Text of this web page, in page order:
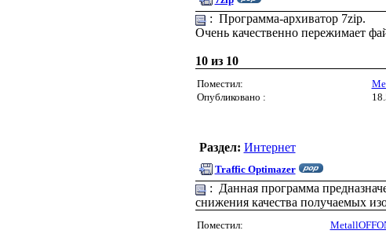
: Программа-архиватор 7zip.
Очень качественно пережимает
10 из 10
Поместил:
Опубликовано :
Раздел: Интернет
Traffic Optimazer
: Данная программа
снижения качества получаемых
Поместил: